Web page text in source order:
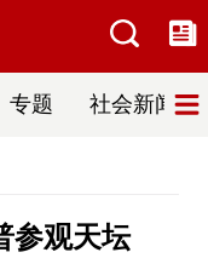
专题 社会新闻
参观天坛